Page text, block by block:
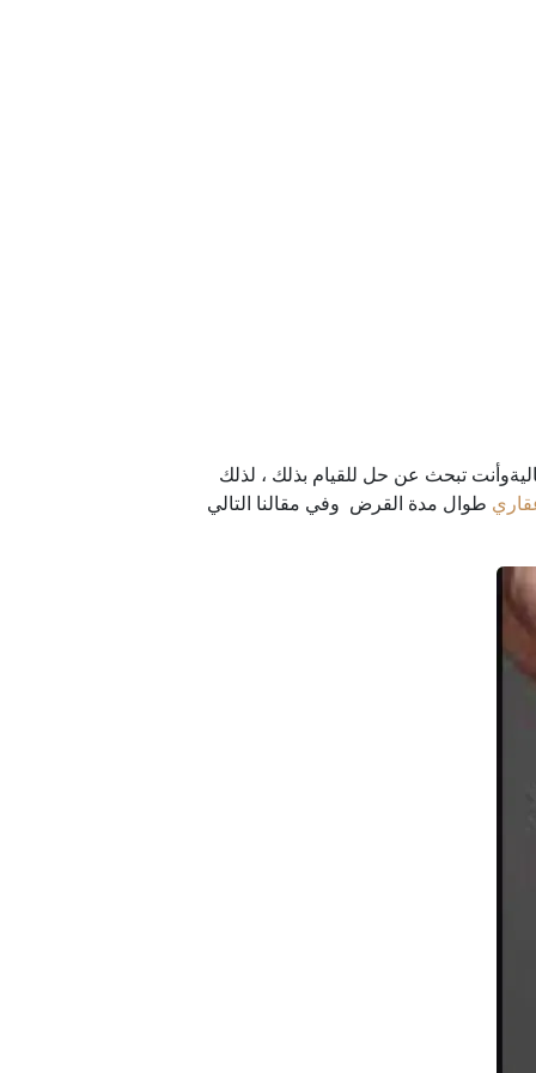
تبحث عن حل للقيام بذلك ، لذلك
طوال مدة القرض وفي مقالنا التالي